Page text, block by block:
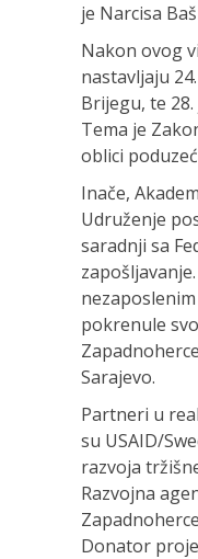
je Narcisa
Nakon ovog
nastavljaju
Brijegu, te
Tema je
oblici
Inače,
Udruženje
saradnji sa
pokrenule
Sarajevo.
Partneri u
su USAID/
razvoja
Razvojna
Donator